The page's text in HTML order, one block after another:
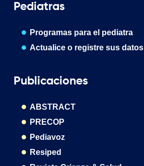
Pediatras
Programas para el pediatra
Actualice o registre sus datos
Publicaciones
ABSTRACT
PRECOP
Pediavoz
Resiped